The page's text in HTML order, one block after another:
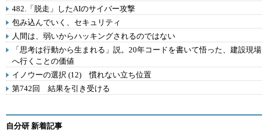
482.「脱走」したAIのサイバー攻撃
包み込んでいく、セキュリティ
人間は、弱いからハッキングされるのではない
「思考は行動から生まれる」説。20年コードを書いて悟った、建設現場
へ行くことの価値
イノウーの選択 (12) 慣れない立ち位置
第742回 結果を引き受ける
自分研 新着記事